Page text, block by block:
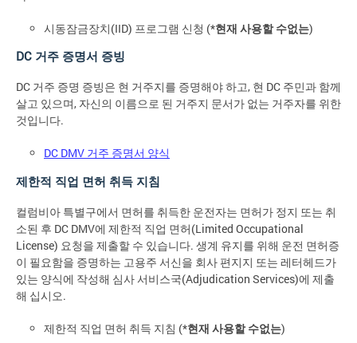
시동잠금장치(IID) 프로그램 신청 (*현재 사용할 수없는)
DC 거주 증명서 증빙
DC 거주 증명 증빙은 현 거주지를 증명해야 하고, 현 DC 주민과 함께
살고 있으며, 자신의 이름으로 된 거주지 문서가 없는 거주자를 위한
것입니다.
DC DMV 거주 증명서 양식
제한적 직업 면허 취득 지침
컬럼비아 특별구에서 면허를 취득한 운전자는 면허가 정지 또는 취
소된 후 DC DMV에 제한적 직업 면허(Limited Occupational
License) 요청을 제출할 수 있습니다. 생계 유지를 위해 운전 면허증
이 필요함을 증명하는 고용주 서신을 회사 편지지 또는 레터헤드가
있는 양식에 작성해 심사 서비스국(Adjudication Services)에 제출
해 십시오.
제한적 직업 면허 취득 지침 (*현재 사용할 수없는)